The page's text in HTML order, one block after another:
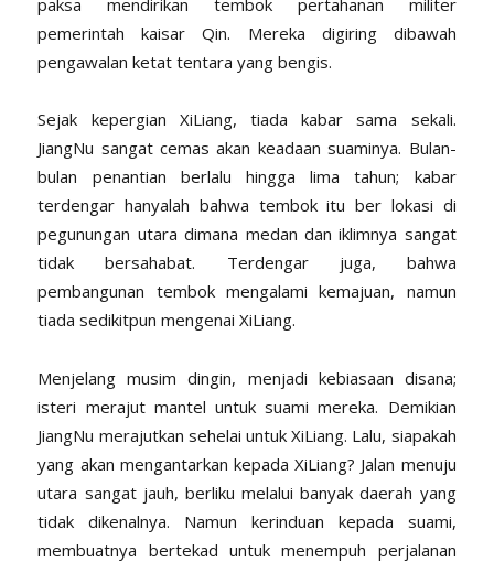
paksa mendirikan tembok pertahanan militer
pemerintah kaisar Qin. Mereka digiring dibawah
pengawalan ketat tentara yang bengis.
Sejak kepergian XiLiang, tiada kabar sama sekali.
JiangNu sangat cemas akan keadaan suaminya. Bulan-
bulan penantian berlalu hingga lima tahun; kabar
terdengar hanyalah bahwa tembok itu ber lokasi di
pegunungan utara dimana medan dan iklimnya sangat
tidak bersahabat. Terdengar juga, bahwa
pembangunan tembok mengalami kemajuan, namun
tiada sedikitpun mengenai XiLiang.
Menjelang musim dingin, menjadi kebiasaan disana;
isteri merajut mantel untuk suami mereka. Demikian
JiangNu merajutkan sehelai untuk XiLiang. Lalu, siapakah
yang akan mengantarkan kepada XiLiang? Jalan menuju
utara sangat jauh, berliku melalui banyak daerah yang
tidak dikenalnya. Namun kerinduan kepada suami,
membuatnya bertekad untuk menempuh perjalanan